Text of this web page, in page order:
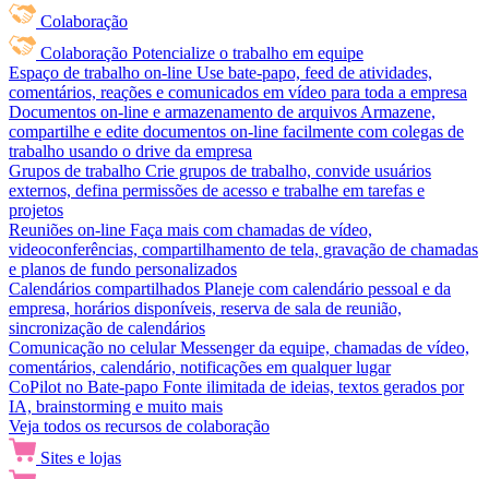
Colaboração
Colaboração Potencialize o trabalho em equipe
Espaço de trabalho on-line Use bate-papo, feed de atividades,
comentários, reações e comunicados em vídeo para toda a empresa
Documentos on-line e armazenamento de arquivos Armazene,
compartilhe e edite documentos on-line facilmente com colegas de
trabalho usando o drive da empresa
Grupos de trabalho Crie grupos de trabalho, convide usuários
externos, defina permissões de acesso e trabalhe em tarefas e
projetos
Reuniões on-line Faça mais com chamadas de vídeo,
videoconferências, compartilhamento de tela, gravação de chamadas
e planos de fundo personalizados
Calendários compartilhados Planeje com calendário pessoal e da
empresa, horários disponíveis, reserva de sala de reunião,
sincronização de calendários
Comunicação no celular Messenger da equipe, chamadas de vídeo,
comentários, calendário, notificações em qualquer lugar
CoPilot no Bate-papo Fonte ilimitada de ideias, textos gerados por
IA, brainstorming e muito mais
Veja todos os recursos de colaboração
Sites e lojas